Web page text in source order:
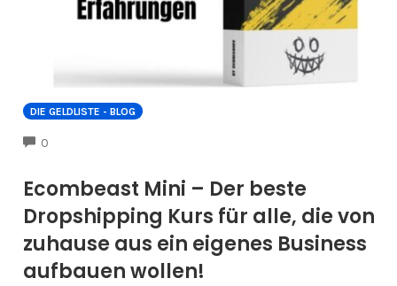
DIE GELDLISTE - BLOG
0
Ecombeast Mini – Der beste
Dropshipping Kurs für alle, die von
zuhause aus ein eigenes Business
aufbauen wollen!